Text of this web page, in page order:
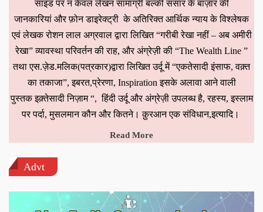
साइड पर न केवल लेखन सामाग्री बल्की संसार के बाज़ार की
जानकारियां और फ़ोन डाइरेक्ट्री के अतिरिक्त आर्थिक न्याय के विश्लेषक
एवं लेखक रोशन लाल अग्रवाल द्वारा लिखित “गरीबी रेखा नहीं – अब अमीरी
रेखा” व्यावस्था परिवर्तन की राह, और अंग्रेज़ी की “The Wealth Line ”
तथा एस.ज़ेड.मलिक(पत्रकार)द्वारा लिखित उर्दू में “एकतेसादी इंसाफ, वक़्त
का तकाजा”, इबरत,प्रेरणा, Inspiration इसके अलावा आने वाली
पुस्तक इक़्तेसादी निज़ाम “, हिंदी उर्दू और अंग्रेज़ी उपलब्ध है, रहस्य, इस्लाम
पर पर्दा, मुसलमान कौन और कितने। क़ुरआन एक संविधान,इत्यादि।
Read More
Advt